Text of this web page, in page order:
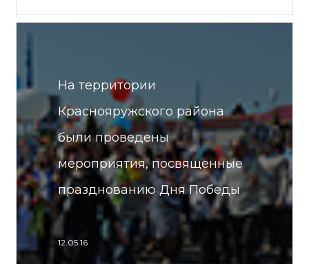
На территории
Краснояружского района
были проведены
мероприятия, посвященные
празднованию Дня Победы
12.05.16